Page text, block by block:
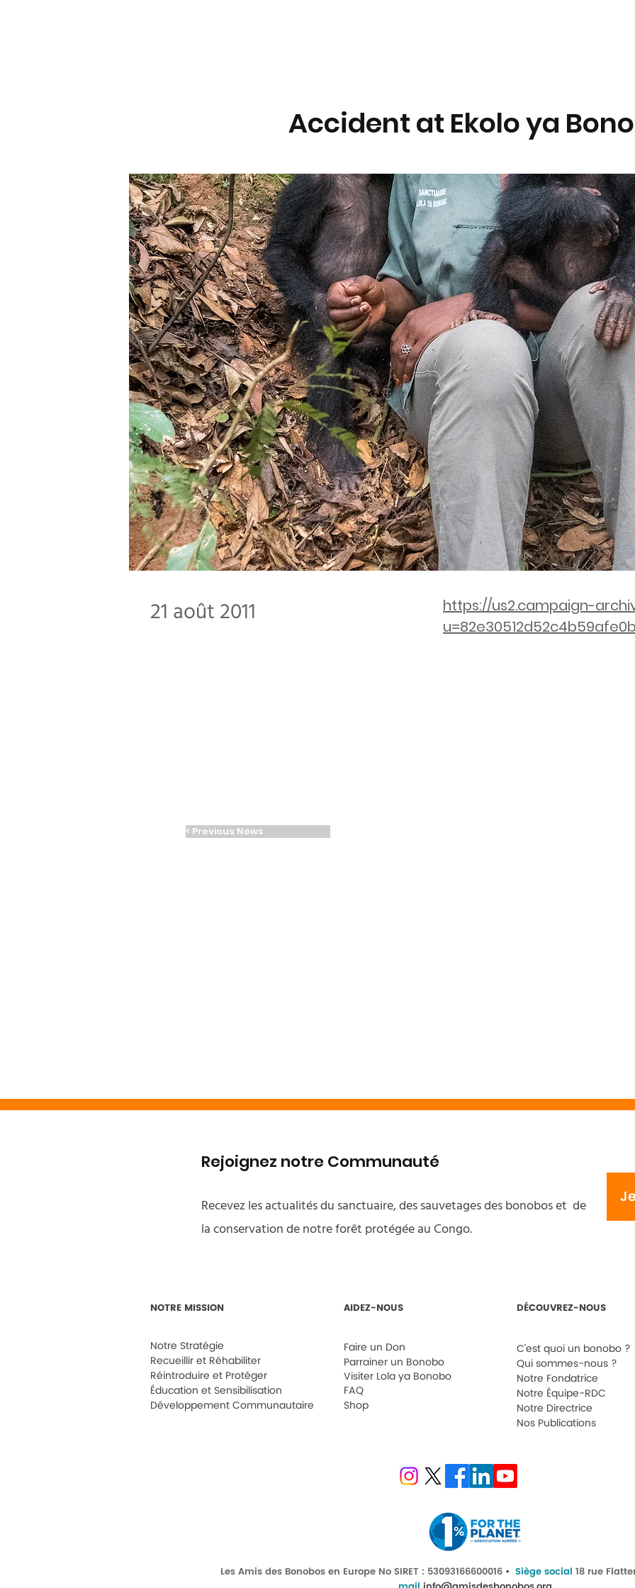
Accident at Ekolo ya
21 août 2011
< Previous News
https://us2.campaign-
Rejoignez notre Communauté
Recevez les actualités du sanctuaire, des sauvetages des bonobos et de
la conservation de notre forêt protégée au Congo.
NOTRE MISSION
Notre Stratégie
Recueillir et Réhabiliter
Réintroduire et Protéger
Éducation et Sensibilisation
Développement Communautaire
AIDEZ-NOUS
Faire un Don
Parrainer un Bonobo
Visiter Lola ya Bonobo
FAQ
Shop
DÉCOUVREZ-NOUS
C'est quoi un bonobo ?
Qui sommes-nous ?
Notre Fondatrice
Notre Équipe-RDC
Notre Directrice
Nos Publications
Les Amis des Bonobos en Europe No SIRET : 53093166600016 • Siège social 18 rue